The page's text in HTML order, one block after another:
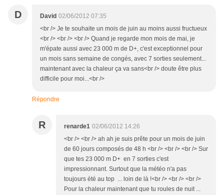
D David 02/06/2012 07:35
<br /> Je te souhaite un mois de juin au moins aussi fructueux
<br /> <br /> <br /> Quand je regarde mon mois de mai, je
m'épate aussi avec 23 000 m de D+, c'est exceptionnel pour
un mois sans semaine de congés, avec 7 sorties seulement...
maintenant avec la chaleur ça va sans<br /> doute être plus
difficile pour moi...<br />
Répondre
R renarde1 02/06/2012 14:26
<br /> <br /> ah ah je suis prête pour un mois de juin
de 60 jours composés de 48 h <br /> <br /> <br /> Sur
que tes 23 000 m D+ en 7 sorties c'est
impressionnant. Surtout que la météo n'a pas
toujours été au top ... loin de là !<br /> <br /> <br />
Pour la chaleur maintenant que tu roules de nuit ...